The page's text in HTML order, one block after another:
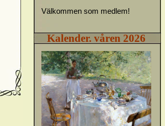
Välkommen som medlem!
Kalender. våren 2026